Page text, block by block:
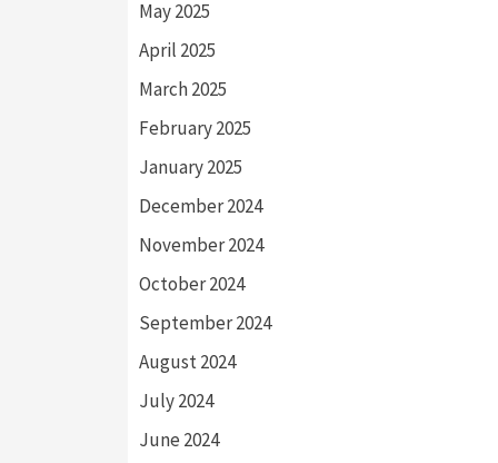
May 2025
April 2025
March 2025
February 2025
January 2025
December 2024
November 2024
October 2024
September 2024
August 2024
July 2024
June 2024